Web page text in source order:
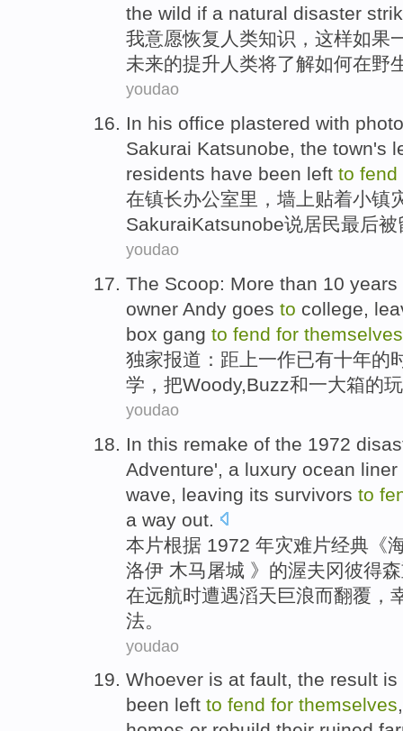
the wild if a natural disaster
我意愿恢复 人类知识 ， 这样如果
未来的提升人类将了解如何在野
youdao
In his office plastered with
Sakurai Katsunobe, the town's
residents have been left to fend
在镇长办公室里 ， 墙上贴着小镇
SakuraiKatsunobe说居民最后
youdao
The Scoop: More than 10 years
owner Andy goes to college,
box gang to fend for themselves
独家报道：距 上一作已有十年的
学 ， 把Woody,Buzz和一大箱的
youdao
In this remake of the 1972
Adventure', a luxury ocean liner
wave, leaving its survivors to
a way out.
本片根据 1972 年灾难片经典 《
洛伊 木马 屠城 》的渥夫冈彼得
在远航时遭遇滔天巨浪而翻覆，
法。
youdao
Whoever is at fault, the result is
been left to fend for themselves